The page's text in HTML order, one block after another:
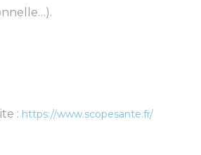
: https://www.scopesante.fr/